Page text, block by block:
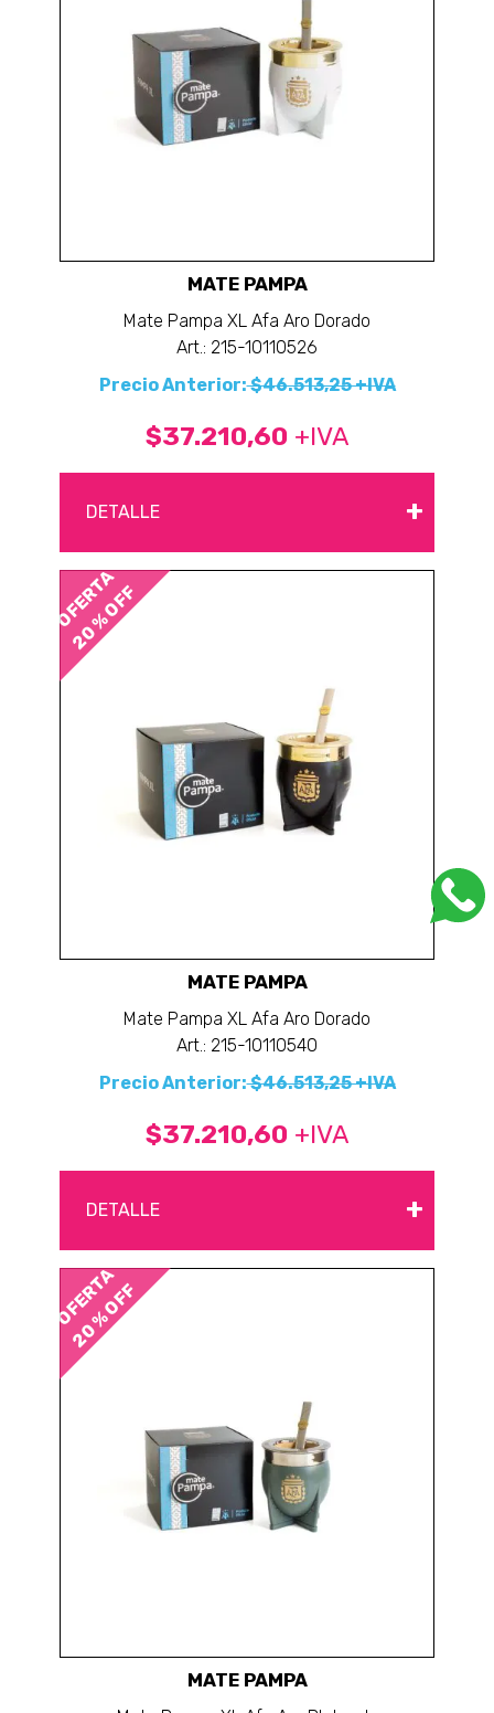
MATE PAMPA
Mate Pampa XL Afa Aro Dorado
Art.: 215-10110526
Precio Anterior:$46.513,25 +IVA
$37.210,60 +IVA
DETALLE +
OFERTA
20 % OFF
MATE PAMPA
Mate Pampa XL Afa Aro Dorado
Art.: 215-10110540
Precio Anterior:$46.513,25 +IVA
$37.210,60 +IVA
DETALLE +
OFERTA
20 % OFF
MATE PAMPA